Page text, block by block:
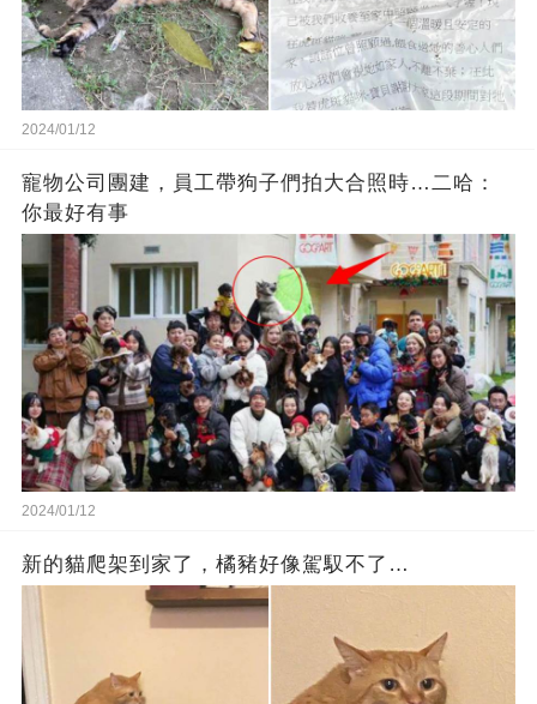
2024/01/12
寵物公司團建，員工帶狗子們拍大合照時…二哈：
你最好有事
2024/01/12
新的貓爬架到家了，橘豬好像駕馭不了…